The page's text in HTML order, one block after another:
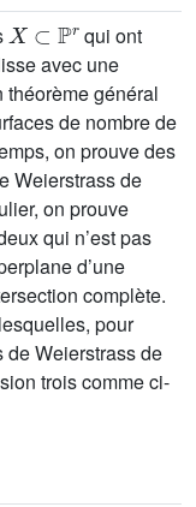
X⊂ℙr
qui ont
avec une
théorème général
de nombre de
on prouve des
Weierstrass de
on prouve
qui n’est pas
d’une
complète.
pour
Weierstrass de
trois comme ci-